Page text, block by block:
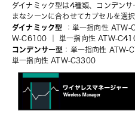
ダイナミック型は4種類、コンデン
まなシーンに合わせてカプセルを選択
ダイナミック型 ： 単一指向性 ATW-
W-C6100 ｜ 単一指向性 ATW-
コンデンサー型 ： 単一指向性 ATW-
単一指向性 ATW-C3300